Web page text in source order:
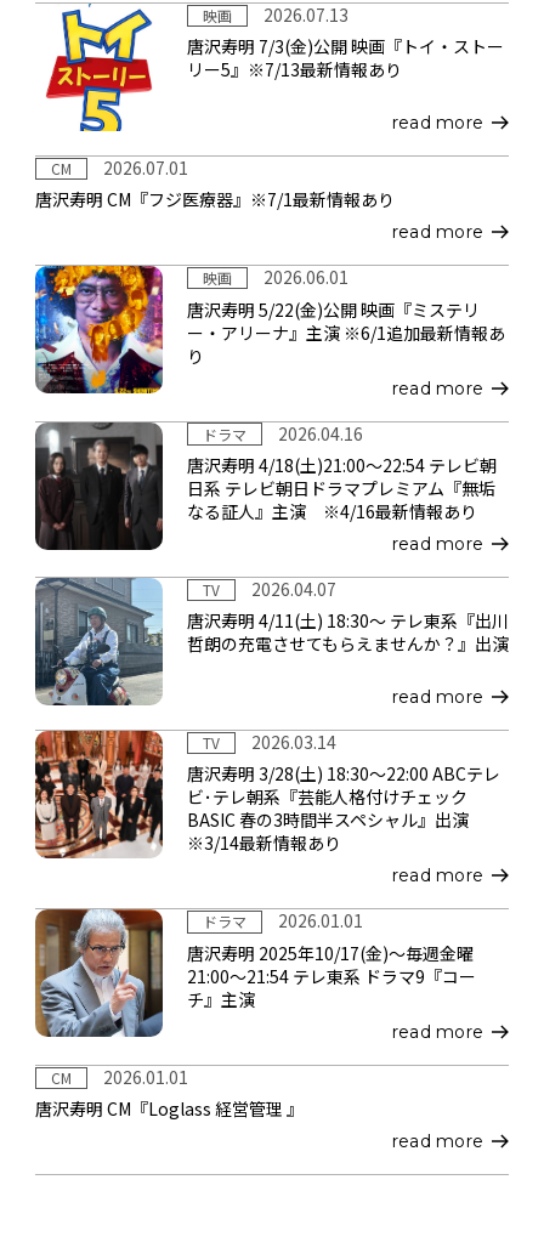
映画
2026.07.13
唐沢寿明 7/3(金)公開 映画『トイ・ストー
リー5』※7/13最新情報あり
read more
CM
2026.07.01
唐沢寿明 CM『フジ医療器』※7/1最新情報あり
read more
映画
2026.06.01
唐沢寿明 5/22(金)公開 映画『ミステリ
ー・アリーナ』主演 ※6/1追加最新情報あ
り
read more
ドラマ
2026.04.16
唐沢寿明 4/18(土)21:00～22:54 テレビ朝
日系 テレビ朝日ドラマプレミアム『無垢
なる証人』主演 ※4/16最新情報あり
read more
TV
2026.04.07
唐沢寿明 4/11(土) 18:30～ テレ東系『出川
哲朗の充電させてもらえませんか？』出演
read more
TV
2026.03.14
唐沢寿明 3/28(土) 18:30～22:00 ABCテレ
ビ･テレ朝系『芸能人格付けチェック
BASIC 春の3時間半スペシャル』出演
※3/14最新情報あり
read more
ドラマ
2026.01.01
唐沢寿明 2025年10/17(金)～毎週金曜
21:00～21:54 テレ東系 ドラマ9『コー
チ』主演
read more
CM
2026.01.01
唐沢寿明 CM『Loglass 経営管理 』
read more